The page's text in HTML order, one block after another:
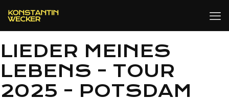
LIEDER MEINES
LEBENS - TOUR
2025 - POTSDAM